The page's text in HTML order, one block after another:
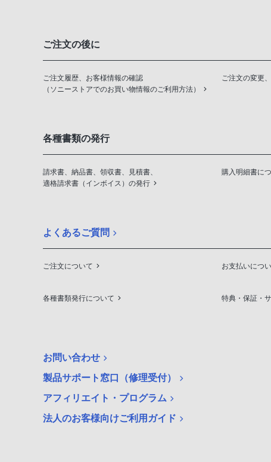
ご注文の後に
ご注文履歴、お客様情報の確認
（ソニーストアでのお買い物情報のご利用方法）
ご注文の変更
各種書類の発行
請求書、納品書、領収書、見積書、
適格請求書（インボイス）の発行
購入明細書に
よくあるご質問
ご注文について お支払いにつ
各種書類発行について 特典・保証・
お問い合わせ
製品サポート窓口（修理受付）
アフィリエイト・プログラム
法人のお客様向けご利用ガイド